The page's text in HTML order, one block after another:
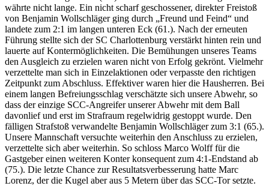
währte nicht lange. Ein nicht scharf geschossener, direkter Freistoß
von Benjamin Wollschläger ging durch „Freund und Feind“ und
landete zum 2:1 im langen unteren Eck (61.). Nach der erneuten
Führung stellte sich der SC Charlottenburg verstärkt hinten rein und
lauerte auf Kontermöglichkeiten. Die Bemühungen unseres Teams
den Ausgleich zu erzielen waren nicht von Erfolg gekrönt. Vielmehr
verzettelte man sich in Einzelaktionen oder verpasste den richtigen
Zeitpunkt zum Abschluss. Effektiver waren hier die Hausherren. Bei
einem langen Befreiungsschlag verschätzte sich unsere Abwehr, so
dass der einzige SCC-Angreifer unserer Abwehr mit dem Ball
davonlief und erst im Strafraum regelwidrig gestoppt wurde. Den
fälligen Strafstoß verwandelte Benjamin Wollschläger zum 3:1 (65.).
Unsere Mannschaft versuchte weiterhin den Anschluss zu erzielen,
verzettelte sich aber weiterhin. So schloss Marco Wolff für die
Gastgeber einen weiteren Konter konsequent zum 4:1-Endstand ab
(75.). Die letzte Chance zur Resultatsverbesserung hatte Marc
Lorenz, der die Kugel aber aus 5 Metern über das SCC-Tor setzte.